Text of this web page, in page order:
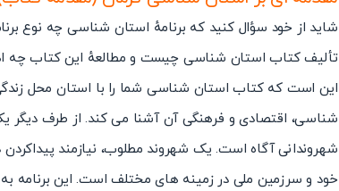
شاید از خود سؤال کنید که برنامهٔ استان شناسی چه نوع
تألیف کتاب استان شناسی چیست و مطالعهٔ این کتاب چه
این است که کتاب استان شناسی شما را با استان محل
شناسی، اقتصادی و فرهنگی آن آشنا می کند. از طرف دیگر یکی
شهروندانی آگاه است. یک شهروند مطلوب، نیازمند
خود و سرزمین ملی در زمینه های مختلف است. این برنامه